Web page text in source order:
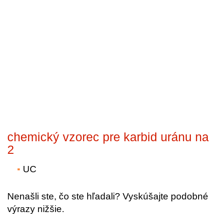
chemický vzorec pre karbid uránu na
2
UC
Nenašli ste, čo ste hľadali? Vyskúšajte podobné
výrazy nižšie.